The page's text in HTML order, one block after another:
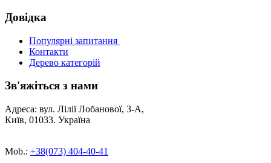
Довідка
Популярні запитання
Контакти
Дерево категорій
Зв'яжіться з нами
Адреса: вул. Лілії Лобанової, 3-А,
Київ, 01033. Україна
Mob.: +38(073) 404-40-41